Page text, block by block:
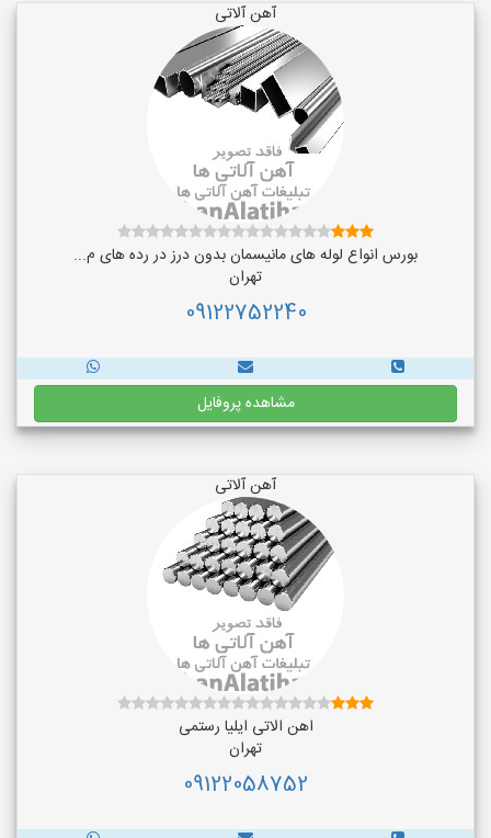
آهن آلاتی
بورس انواع لوله های مانیسمان بدون درز در رده های م...
تهران
09122752240
مشاهده پروفایل
آهن آلاتی
اهن الاتی ایلیا رستمی
تهران
09122058752